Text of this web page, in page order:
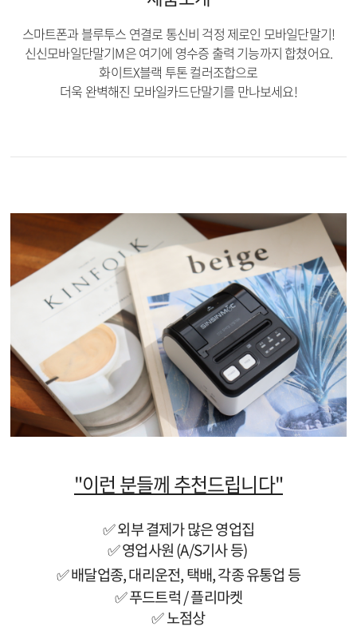
스마트폰과 블루투스 연결로 통신비 걱정 제로인 모바일단말기!
신신모바일단말기M은 여기에 영수증 출력 기능까지 합쳤어요.
화이트X블랙 투톤 컬러조합으로
더욱 완벽해진 모바일카드단말기를 만나보세요!
" 이런 분들께 추천드립니다"
✅ 외부 결제가 많은 영업집
✅ 영업사원 (A/S기사 등)
✅ 배달업종, 대리운전, 택배, 각종 유통업 등
✅ 푸드트럭 / 플리마켓
✅ 노점상